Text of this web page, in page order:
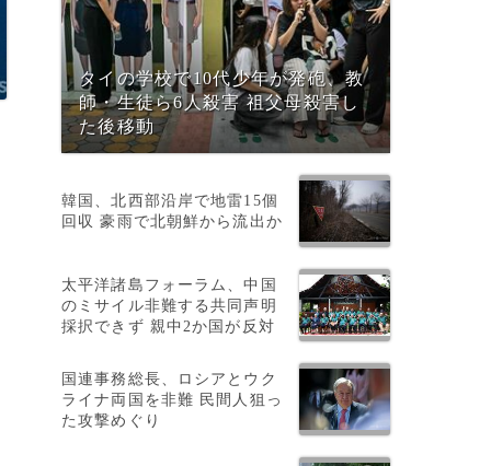
タイの学校で10代少年が発砲、教
師・生徒ら6人殺害 祖父母殺害し
た後移動
韓国、北西部沿岸で地雷15個
回収 豪雨で北朝鮮から流出か
太平洋諸島フォーラム、中国
のミサイル非難する共同声明
採択できず 親中2か国が反対
国連事務総長、ロシアとウク
ライナ両国を非難 民間人狙っ
た攻撃めぐり